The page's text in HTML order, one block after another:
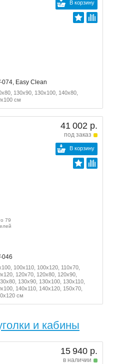
В корзину
074, Easy Clean
130x90, 130x100, 140x80,
см
41 002 р.
под заказ
В корзину
79
046
100x110, 100x120, 110x70,
120x70, 120x80, 120x90,
130x90, 130x100, 130x110,
140x110, 140x120, 150x70,
см
и кабины
15 940 р.
в наличии